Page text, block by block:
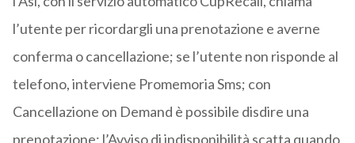
l’utente per ricordargli una prenotazione e averne
conferma o cancellazione; se l’utente non risponde al
telefono, interviene Promemoria Sms; con
Cancellazione on Demand è possibile disdire una
prenotazione; l’Avviso di indisponibilità scatta quando